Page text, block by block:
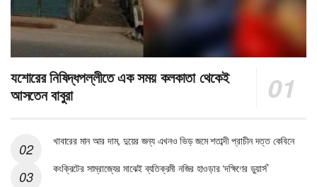
যশোরের নিষিদ্ধপল্লীতে এক সময় কলকাতা থেকেই
আসতেন বাবুরা
খাবারের মান আর দাম, দুয়ের জন্য এখনও ভিড় জমে শতাব্দী প্রাচীন দত্ত কেবিনে
কংক্রিটের সাম্রাজ্যের মাঝেই ব্যতিক্রমী নজির হাওড়ার ‘দক্ষিণের ডুয়ার্স’